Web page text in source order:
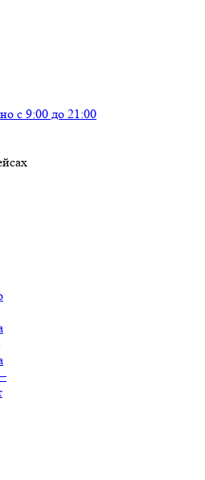
с 9:00 до 21:00